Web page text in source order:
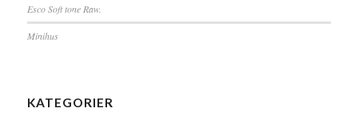
Esco Soft tone Raw.
Minihus
KATEGORIER